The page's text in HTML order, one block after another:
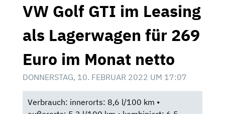
VW Golf GTI im Leasing
als Lagerwagen für 269
Euro im Monat netto
DONNERSTAG, 10. FEBRUAR 2022 UM 17:07
Verbrauch: innerorts: 8,6 l/100 km •